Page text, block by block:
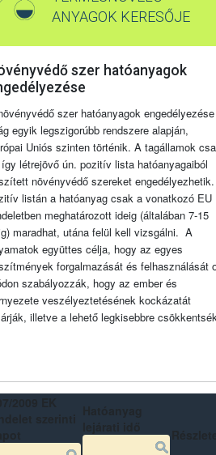
ANYAGOK KERESŐJE
szer hatóanyagok
szer hatóanyagok
egyik legszigorúbb rendszere alapján,
Uniós szinten történik. A tagállamok
létrejövő ún. pozitív lista hatóanyagaiból
növényvédő szereket
listán a hatóanyag csak a vonatkozó EU
meghatározott ideig (általában 7-15
maradhat, utána felül kell vizsgálni. A
együttes célja, hogy az egyes
forgalmazását és felhasználását
szabályozzák, hogy az ember és
veszélyeztetésének kockázatát
illetve a lehető legkisebbre